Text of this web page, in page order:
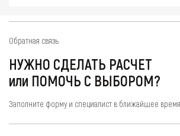
Обратная связь
НУЖНО СДЕЛАТЬ РАСЧЕТ
или ПОМОЧЬ С ВЫБОРОМ?
Заполните форму и специалист в ближайшее